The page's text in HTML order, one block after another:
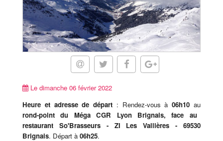
Le dimanche 06 février 2022
Heure et adresse de départ : Rendez-vous à06h10 au
rond-point du Méga CGR Lyon Brignais, face au
restaurant So'Brasseurs - ZI Les Vallières - 69530
Brignais. Départ à 06h25.